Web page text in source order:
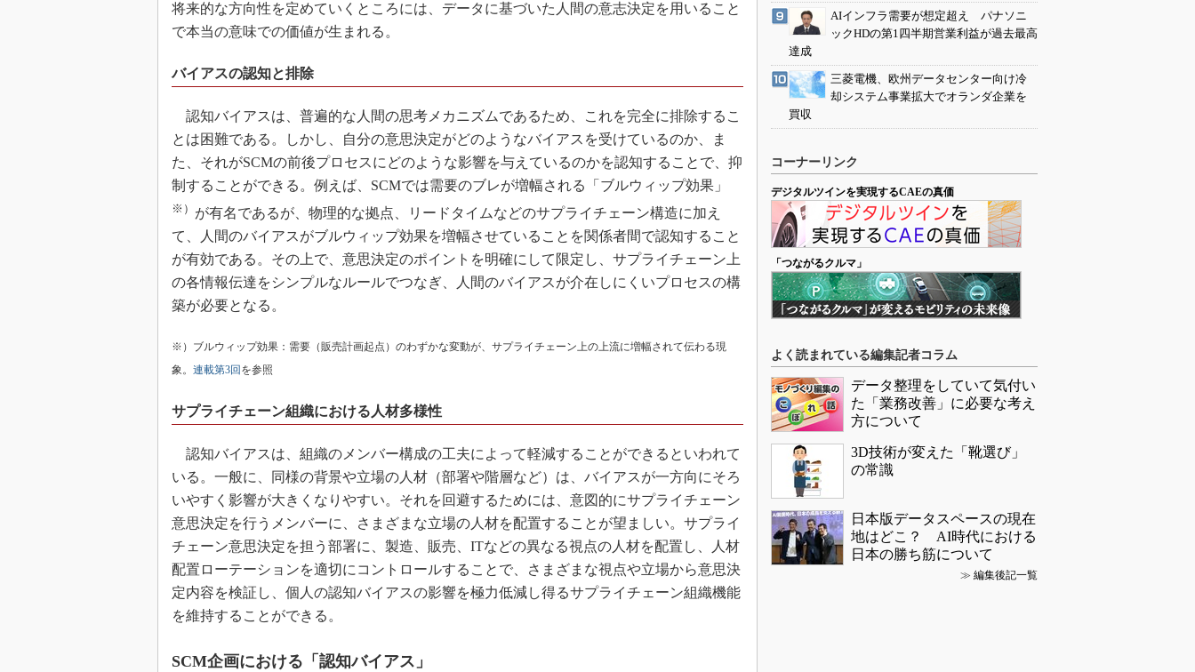
新型コロナへの対応
将来的な方向性を定めていくところには、データに基づいた人間の意志決定を用いること
で本当の意味での価値が生まれる。
バイアスの認知と排除
認知バイアスは、普遍的な人間の思考メカニズムであるため、これを完全に排除するこ
とは困難である。しかし、自分の意思決定がどのようなバイアスを受けているのか、ま
た、それがSCMの前後プロセスにどのような影響を与えているのかを認知することで、抑
制することができる。例えば、SCMでは需要のブレが増幅される「ブルウィップ効果」
※） が有名であるが、物理的な拠点、リードタイムなどのサプライチェーン構造に加え
て、人間のバイアスがブルウィップ効果を増幅させていることを関係者間で認知すること
が有効である。その上で、意思決定のポイントを明確にして限定し、サプライチェーン上
の各情報伝達をシンプルなルールでつなぎ、人間のバイアスが介在しにくいプロセスの構
築が必要となる。
※）ブルウィップ効果：需要（販売計画起点）のわずかな変動が、サプライチェーン上の上流に増幅されて伝わる現
象。 連載第3回 を参照
サプライチェーン組織における人材多様性
認知バイアスは、組織のメンバー構成の工夫によって軽減することができるといわれて
いる。一般に、同様の背景や立場の人材（部署や階層など）は、バイアスが一方向にそろ
いやすく影響が大きくなりやすい。それを回避するためには、意図的にサプライチェーン
意思決定を行うメンバーに、さまざまな立場の人材を配置することが望ましい。サプライ
チェーン意思決定を担う部署に、製造、販売、ITなどの異なる視点の人材を配置し、人材
配置ローテーションを適切にコントロールすることで、さまざまな視点や立場から意思決
定内容を検証し、個人の認知バイアスの影響を極力低減し得るサプライチェーン組織機能
を維持することができる。
SCM企画における「認知バイアス」
AIインフラ需要が想定超え パナソニ
ックHDの第1四半期営業利益が過去最高
達成
三菱電機、欧州データセンター向け冷
却システム事業拡大でオランダ企業を
買収
コーナーリンク
デジタルツインを実現するCAEの真価
「つながるクルマ」
よく読まれている編集記者コラム
データ整理をしていて気付い
た「業務改善」に必要な考え
方について
3D技術が変えた「靴選び」
の常識
日本版データスペースの現在
地はどこ？ AI時代における
日本の勝ち筋について
≫ 編集後記一覧